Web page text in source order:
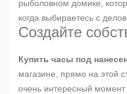
рыболовном домике,
когда выбираетесь с
Создайте
Купить часы под
магазине, прямо на этой
очень интересный момент